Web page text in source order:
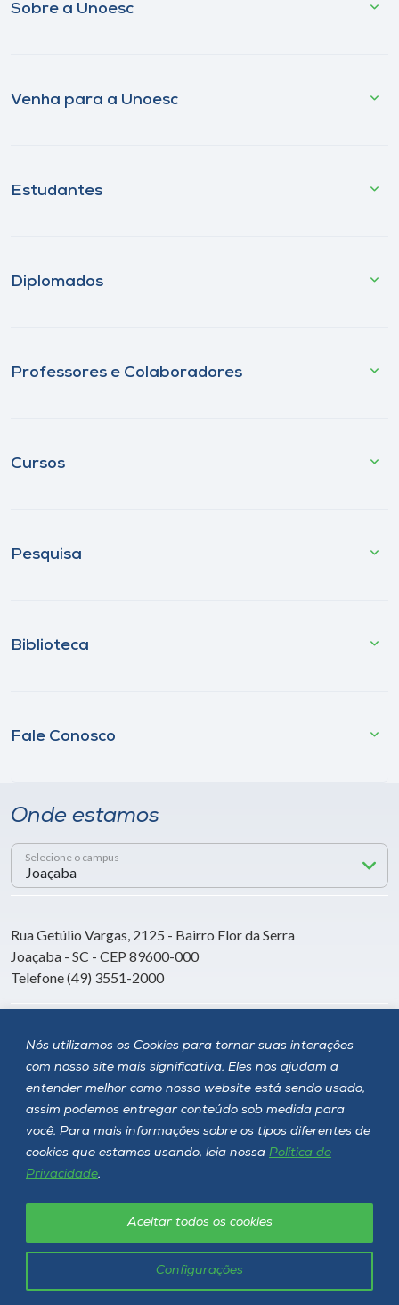
Nós utilizamos os Cookies para tornar suas interações
com nosso site mais significativa. Eles nos ajudam a
entender melhor como nosso website está sendo usado,
assim podemos entregar conteúdo sob medida para
você. Para mais informações sobre os tipos diferentes de
cookies que estamos usando, leia nossa Política de
Privacidade.
Configurações
Aceitar todos os cookies
Sobre a Unoesc
Venha para a Unoesc
Estudantes
Diplomados
Professores e Colaboradores
Cursos
Pesquisa
Biblioteca
Fale Conosco
Onde estamos
Selecione o campus
Rua Getúlio Vargas, 2125 - Bairro Flor da Serra
Joaçaba - SC - CEP 89600-000
Telefone (49) 3551-2000
Siga a Unoesc
Unoesc © 2026 - Todos os direitos reservados
Política de privacidade LGPD